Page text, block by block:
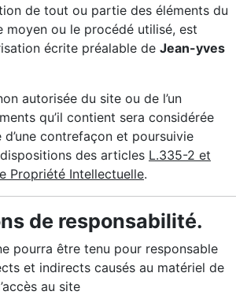
de tout ou partie des éléments du
moyen ou le procédé utilisé, est
écrite préalable de Jean-yves
autorisée du site ou de l’un
qu’il contient sera considérée
contrefaçon et poursuivie
des articles L.335-2 et
Propriété Intellectuelle.
de responsabilité.
pourra être tenu pour responsable
et indirects causés au matériel de
au site